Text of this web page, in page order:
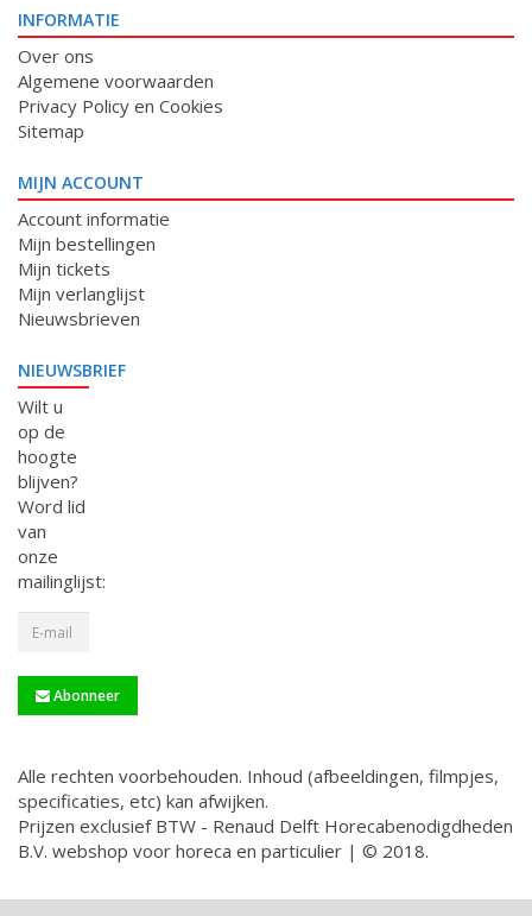
INFORMATIE
Over ons
Algemene voorwaarden
Privacy Policy en Cookies
Sitemap
MIJN ACCOUNT
Account informatie
Mijn bestellingen
Mijn tickets
Mijn verlanglijst
Nieuwsbrieven
NIEUWSBRIEF
Wilt u
op de
hoogte
blijven?
Word lid
van
onze
mailinglijst:
Abonneer
Alle rechten voorbehouden. Inhoud (afbeeldingen, filmpjes,
specificaties, etc) kan afwijken.
Prijzen exclusief BTW - Renaud Delft Horecabenodigdheden
B.V. webshop voor horeca en particulier | © 2018.